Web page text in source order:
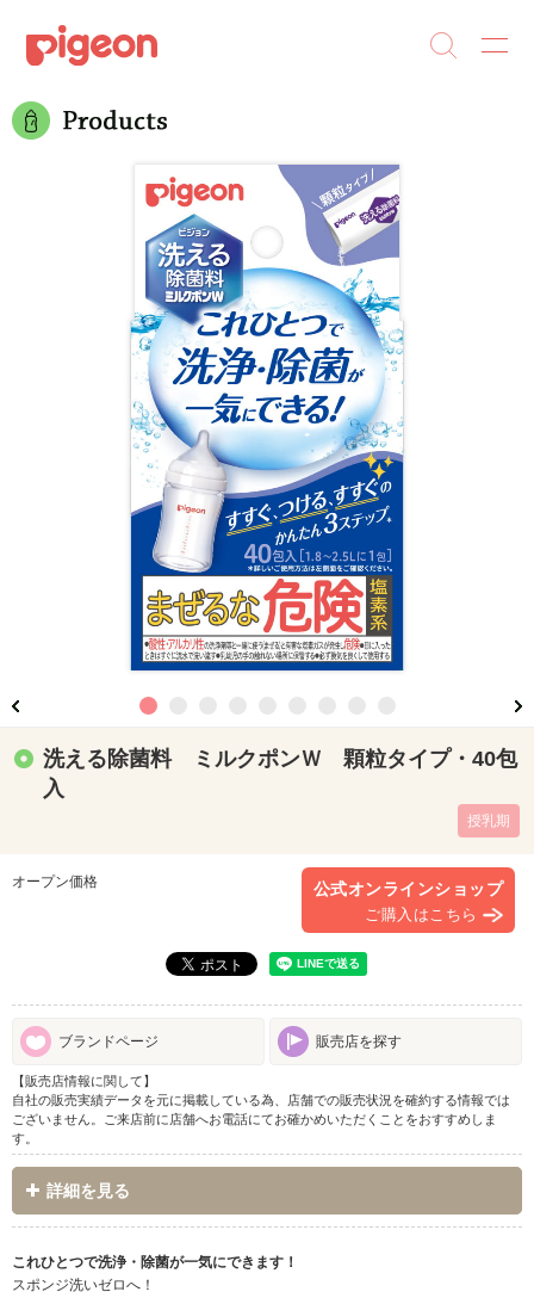
洗える除菌料 ミルクポンＷ 顆粒タイプ・40包
入
授乳期
オープン価格 公式オンラインショップ
ご購入はこちら
ブランドページ 販売店を探す
【販売店情報に関して】
自社の販売実績データを元に掲載している為、店舗での販売状況を確約する情報では
ございません。ご来店前に店舗へお電話にてお確かめいただくことをおすすめしま
す。
詳細を見る
これひとつで洗浄・除菌が一気にできます！
スポンジ洗いゼロへ！